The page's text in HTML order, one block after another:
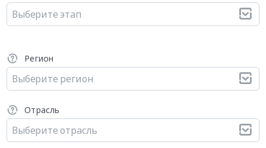
Выберите этап
Регион
Выберите регион
Отрасль
Выберите отрасль